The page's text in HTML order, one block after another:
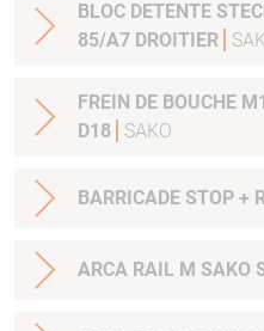
BLOC DETENTE
85/A7 DROITIER
FREIN DE BOUCHE M15X100 SLIM INOX SAKO
D18
SAKO
BARRICADE STOP +
ARCA RAIL M SAKO